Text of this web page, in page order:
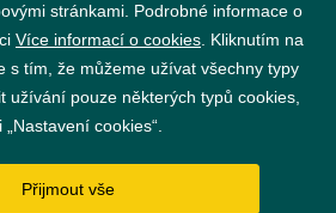
GDPR
cookies
webProgress
stránkami. Podrobné informace o
Více informací o cookies . Kliknutím na
s tím, že můžeme užívat všechny typy
užívání pouze některých typů cookies,
cookies“.
Přijmout vše